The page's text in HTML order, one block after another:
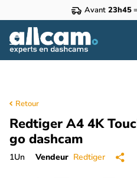
Avant 23h45
Retour
Redtiger A4 4K
go dashcam
1Un Vendeur Redtiger